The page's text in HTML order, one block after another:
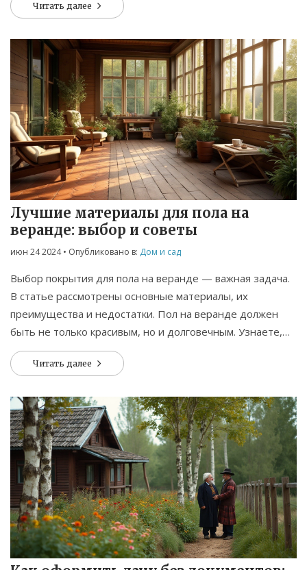
обсудим, как выбрать количество шурупов, учитывая
Читать далее
Лучшие материалы для пола на
веранде: выбор и советы
июн 24 2024• Опубликовано в: Дом и сад
Выбор покрытия для пола на веранде — важная задача.
В статье рассмотрены основные материалы, их
преимущества и недостатки. Пол на веранде должен
быть не только красивым, но и долговечным. Узнаете,
как выбрать идеальное покрытие для вашей веранды.
Читать далее